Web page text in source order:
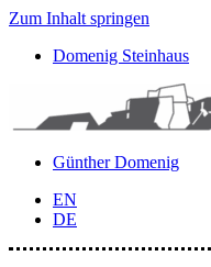
Zum Inhalt springen
Domenig Steinhaus
Günther Domenig
EN
DE